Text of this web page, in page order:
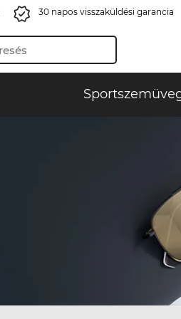
30 napos visszaküldési garancia